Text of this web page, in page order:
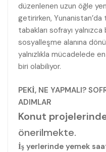
düzenlenen uzun öğle
getirirken,
tabakları sofrayı
sosyalleşme alanına
yalnızlıkla mücadelede
biri olabiliyor.
PEKİ, NE YAPMALI?
ADIMLAR
Konut
önerilmekte.
İş yerlerinde yemek